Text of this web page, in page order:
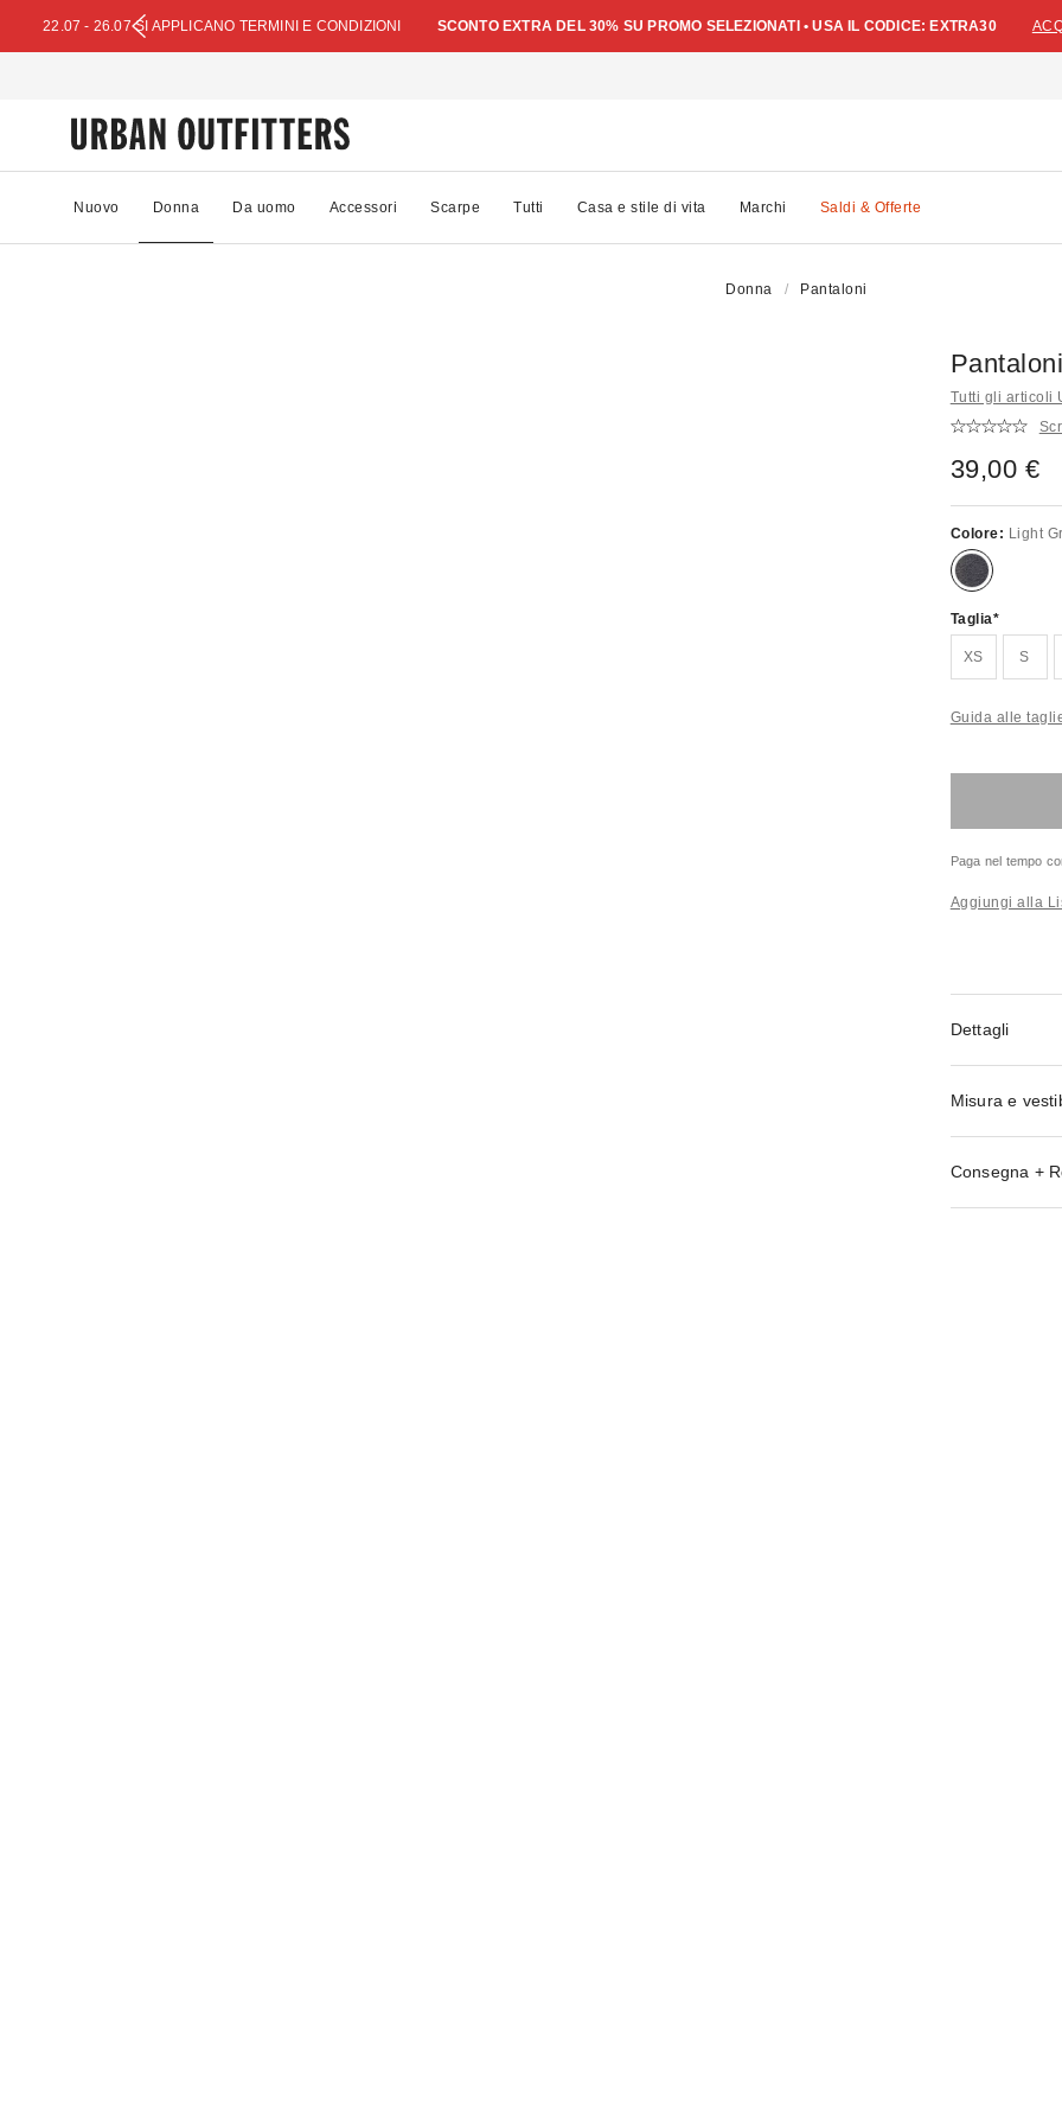
22.07 - 26.07 SI APPLICANO TERMINI E CONDIZIONI SCONTO EXTRA DEL 30% SU PROMO SELEZIONATI • USA IL CODICE: EXTRA30
Nuovo Donna Da uomo Accessori Scarpe Tutti Casa e stile di vita Marchi Saldi & Offerte
Donna Pantaloni
Tutti gli articoli
39,00 €
Colore: Light
Taglia
XS S
Guida alle
Paga nel tempo
Aggiungi alla
Dettagli
Misura e
Consegna +